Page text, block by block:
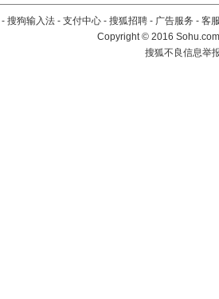
- 搜狗输入法 - 支付中心 - 搜狐招聘 - 广告服务 - 客
Copyright©2016
搜狐不良信息举